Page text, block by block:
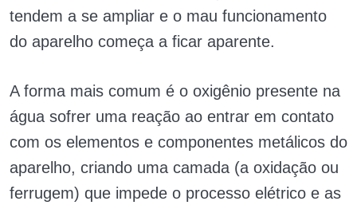
tendem a se ampliar e o mau funcionamento
do aparelho começa a ficar aparente.
A forma mais comum é o oxigênio presente na
água sofrer uma reação ao entrar em contato
com os elementos e componentes metálicos do
aparelho, criando uma camada (a oxidação ou
ferrugem) que impede o processo elétrico e as